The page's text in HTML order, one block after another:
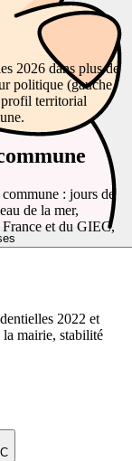
2026 dans plus de
politique (gauche,
profil territorial
: jours de
de la mer,
France et du GIEC,
2022 et
mairie, stabilité